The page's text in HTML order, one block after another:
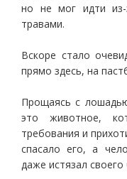
но не мог идти из-
травами.
Вскоре стало
прямо здесь, на
Прощаясь с
это животное,
требования и
спасало его, а
даже истязал своего